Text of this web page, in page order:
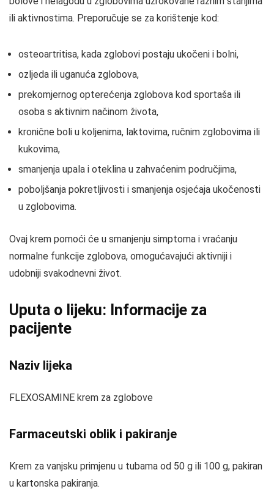
ili aktivnostima. Preporučuje se za korištenje kod:
osteoartritisa, kada zglobovi postaju ukočeni i bolni,
ozljeda ili uganuća zglobova,
prekomjernog opterećenja zglobova kod sportaša ili
osoba s aktivnim načinom života,
kronične boli u koljenima, laktovima, ručnim zglobovima ili
kukovima,
smanjenja upala i oteklina u zahvaćenim područjima,
poboljšanja pokretljivosti i smanjenja osjećaja ukočenosti
u zglobovima.
Ovaj krem pomoći će u smanjenju simptoma i vraćanju
normalne funkcije zglobova, omogućavajući aktivniji i
udobniji svakodnevni život.
Uputa o lijeku: Informacije za
pacijente
Naziv lijeka
FLEXOSAMINE krem za zglobove
Farmaceutski oblik i pakiranje
Krem za vanjsku primjenu u tubama od 50 g ili 100 g, pakiran
u kartonska pakiranja.